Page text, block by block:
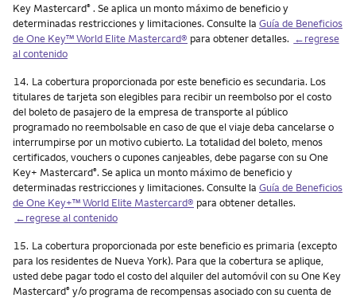
Key Mastercard® . Se aplica un monto máximo de beneficio y
determinadas restricciones y limitaciones. Consulte la Guía de Beneficios
de One Key™ World Elite Mastercard® para obtener detalles. ←regrese
al contenido
Nota
14. La cobertura proporcionada por este beneficio es secundaria. Los
titulares de tarjeta son elegibles para recibir un reembolso por el costo
del boleto de pasajero de la empresa de transporte al público
programado no reembolsable en caso de que el viaje deba cancelarse o
interrumpirse por un motivo cubierto. La totalidad del boleto, menos
certificados, vouchers o cupones canjeables, debe pagarse con su One
Key+ Mastercard®. Se aplica un monto máximo de beneficio y
determinadas restricciones y limitaciones. Consulte la Guía de Beneficios
de One Key+™ World Elite Mastercard® para obtener detalles.
←regrese al contenido
Nota
15. La cobertura proporcionada por este beneficio es primaria (excepto
para los residentes de Nueva York). Para que la cobertura se aplique,
usted debe pagar todo el costo del alquiler del automóvil con su One Key
Mastercard® y/o programa de recompensas asociado con su cuenta de